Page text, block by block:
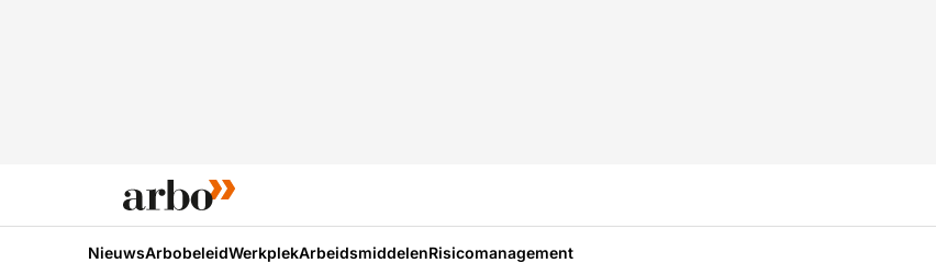
NieuwsArbobeleidWerkplekArbeidsmiddelenRisicomanagement